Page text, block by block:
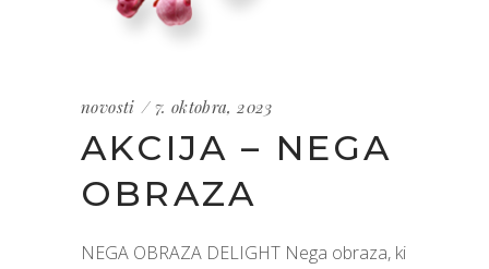
novosti 7. oktobra, 2023
AKCIJA – NEGA
OBRAZA
NEGA OBRAZA DELIGHT Nega obraza, ki